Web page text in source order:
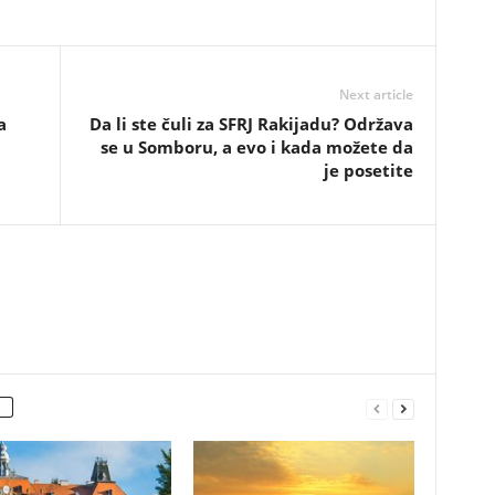
Next article
Da li ste čuli za SFRJ Rakijadu? Održava
se u Somboru, a evo i kada možete da
je posetite